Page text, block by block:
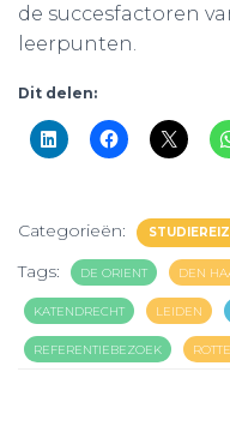
de succesfactoren
leerpunten.
Dit delen:
Categorieën:
Tags: DE ORIENT DEN
KATENDRECHT LEIDEN
REFERENTIEBEZOEK